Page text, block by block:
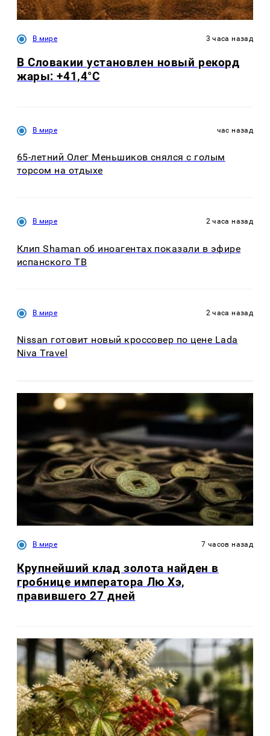
В мире 3 часа назад
В Словакии установлен новый рекорд
жары: +41,4°С
В мире час назад
65-летний Олег Меньшиков снялся с голым
торсом на отдыхе
В мире 2 часа назад
Клип Shaman об иноагентах показали в эфире
испанского ТВ
В мире 2 часа назад
Nissan готовит новый кроссовер по цене Lada
Niva Travel
В мире 7 часов назад
Крупнейший клад золота найден в
гробнице императора Лю Хэ,
правившего 27 дней